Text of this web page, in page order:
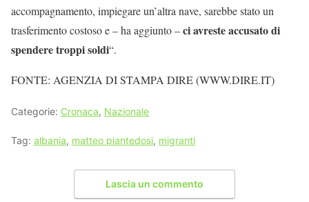
accompagnamento, impiegare un’altra nave, sarebbe stato un
trasferimento costoso e – ha aggiunto –ci avreste accusato di
spendere troppi soldi“.
FONTE: AGENZIA DI STAMPA DIRE (WWW.DIRE.IT)
Categorie: Cronaca, Nazionale
Tag: albania, matteo piantedosi, migranti
Lascia un commento